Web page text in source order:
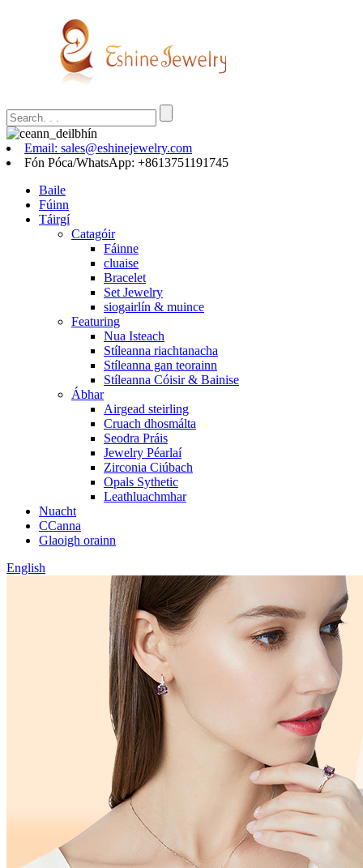
Email: sales@eshinejewelry.com
Fón Póca/WhatsApp: +8613751191745
Baile
Fúinn
Táirgí
Catagóir
Fáinne
cluaise
Bracelet
Set Jewelry
siogairlín & muince
Featuring
Nua Isteach
Stíleanna riachtanacha
Stíleanna gan teorainn
Stíleanna Cóisir & Bainise
Ábhar
Airgead steirling
Cruach dhosmálta
Seodra Práis
Jewelry Péarlaí
Zirconia Ciúbach
Opals Sythetic
Leathluachmhar
Nuacht
CCanna
Glaoigh orainn
English